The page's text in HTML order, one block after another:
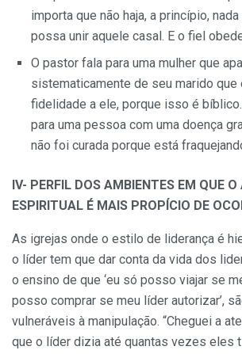
importa que não haja, a princípio,
possa unir aquele casal. E o fiel
O pastor fala para uma mulher que
sistematicamente de seu marido que
fidelidade a ele, porque isso é
para uma pessoa com uma doença
não foi curada porque está
IV- PERFIL DOS AMBIENTES EM QUE O
ESPIRITUAL É MAIS PROPÍCIO DE
As igrejas onde o estilo de liderança é
o líder tem que dar conta da vida dos
o ensino de que ‘eu só posso viajar se
posso comprar se meu líder autorizar’,
vulneráveis à manipulação. “Cheguei a
que o líder dizia até quantas vezes eles